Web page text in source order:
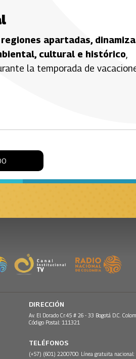
apartadas,
cultural e histórico
la temporada de
DIRECCIÓN
Av. El Dorado Cr.45 # 26 - 33 Bogotá D.C.
Código Postal: 111321
TELÉFONOS
(+57) (601) 2200700. Línea gratuita nacional: